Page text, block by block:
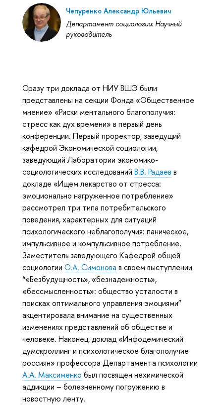
Чепуренко Александр Юльевич
Департамент социологии: Научный
руководитель
Сразу три доклада от НИУ ВШЭ были
представлены на секции Фонда «Общественное
мнение» «Риски ментального благополучия:
стресс как дух времени» в первый день
конференции. Первый проректор, заведущий
кафедрой Экономической социологии,
заведующий Лаборатории экономико-
социологических исследований В.В. Радаев в
докладе «Ищем лекарство от стресса:
эмоционально нагруженное потребление»
рассмотрел три типа потребительского
поведения, характерных для ситуаций
психологического неблагополучия: паническое,
импульсивное и компульсивное потребление.
Заместитель заведующего Кафедрой общей
социологии О.А. Симонова в своем выступлении
“«Безбудущность», «безнадежность»,
«бессмысленность»: общество усталости в
поисках оптимального управления эмоциями”
акцентировала внимание на существенных
изменениях представлений об обществе и
человеке. Наконец, доклад «Инфодемический
думскроллинг и психологическое благополучие
россиян» профессора Департамента психологии
А.А. Максименко был посвящен нехимической
аддикции – болезненному погружению в
новостную ленту.